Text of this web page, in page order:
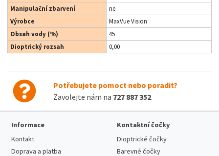
Manipulační zbarvení
ne
Výrobce
MaxVue Vision
Obsah vody (%)
45
Dioptrický rozsah
0,00
Potřebujete pomoct nebo poradit?
Zavolejte nám na 727 887 352.
Informace
Kontakt
Doprava a platba
Kontaktní čočky
Dioptrické čočky
Barevné čočky